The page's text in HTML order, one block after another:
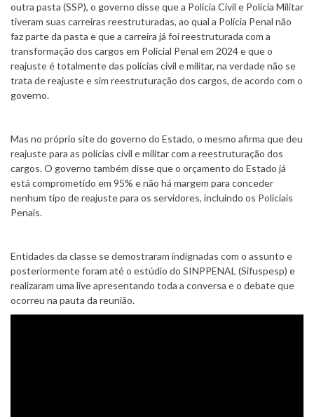
outra pasta (SSP), o governo disse que a Polícia Civil e Polícia Militar
tiveram suas carreiras reestruturadas, ao qual a Polícia Penal não
faz parte da pasta e que a carreira já foi reestruturada com a
transformação dos cargos em Policial Penal em 2024 e que o
reajuste é totalmente das polícias civil e militar, na verdade não se
trata de reajuste e sim reestruturação dos cargos, de acordo com o
governo.
Mas no próprio site do governo do Estado, o mesmo afirma que deu
reajuste para as polícias civil e militar com a reestruturação dos
cargos. O governo também disse que o orçamento do Estado já
está comprometido em 95% e não há margem para conceder
nenhum tipo de reajuste para os servidores, incluindo os Policiais
Penais.
Entidades da classe se demostraram indignadas com o assunto e
posteriormente foram até o estúdio do SINPPENAL (Sifuspesp) e
realizaram uma live apresentando toda a conversa e o debate que
ocorreu na pauta da reunião.